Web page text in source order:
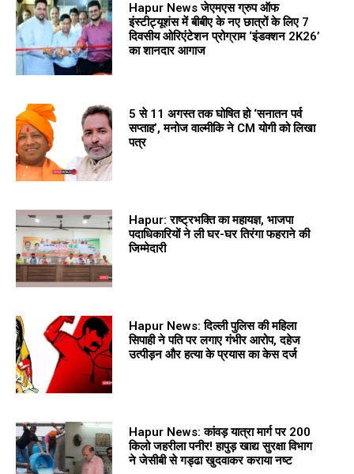
Hapur News जेएमएस ग्रुप ऑफ
इंस्टीट्यूशंस में बीबीए के नए छात्रों के लिए 7
दिवसीय ओरिएंटेशन प्रोग्राम ‘इंडक्शन 2K26’
का शानदार आगाज
5 से 11 अगस्त तक घोषित हो ‘सनातन पर्व
सप्ताह’, मनोज वाल्मीकि ने CM योगी को लिखा
पत्र
Hapur: राष्ट्रभक्ति का महायज्ञ, भाजपा
पदाधिकारियों ने ली घर-घर तिरंगा फहराने की
जिम्मेदारी
Hapur News: दिल्ली पुलिस की महिला
सिपाही ने पति पर लगाए गंभीर आरोप, दहेज
उत्पीड़न और हत्या के प्रयास का केस दर्ज
Hapur News: कांवड़ यात्रा मार्ग पर 200
किलो जहरीला पनीर! हापुड़ खाद्य सुरक्षा विभाग
ने जेसीबी से गड्ढा खुदवाकर कराया नष्ट